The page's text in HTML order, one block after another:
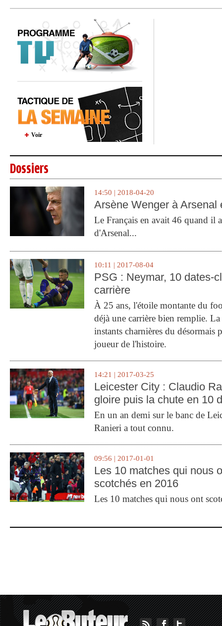
Voir
Dossiers
14:50 | 2018-04-20
Arsène Wenger à Arsenal
Le Français en avait 46 quand il
d'Arsenal...
10:11 | 2017-08-04
PSG : Neymar, 10 dates-
carrière
À 25 ans, l'étoile montante du
déjà une carrière bien remplie.
instants charnières du désormais
joueur de l'histoire.
14:21 | 2017-03-25
Leicester City : Claudio
gloire puis la chute en 10
En un an demi sur le banc de
Ranieri a tout connu.
09:56 | 2017-01-01
Les 10 matches qui nous
scotchés en 2016
Les 10 matches qui nous ont